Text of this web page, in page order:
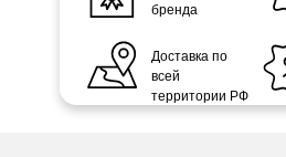
бренда
Доставка по
всей
территории РФ